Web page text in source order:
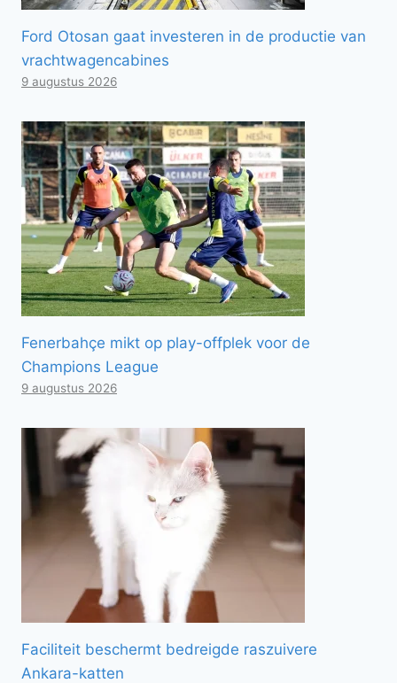
Ford Otosan gaat investeren in de productie van
vrachtwagencabines
9 augustus 2026
Fenerbahçe mikt op play-offplek voor de
Champions League
9 augustus 2026
Faciliteit beschermt bedreigde raszuivere
Ankara-katten